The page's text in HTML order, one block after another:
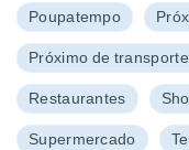
Poupatempo
Próximo de
Restaurantes
Supermercado